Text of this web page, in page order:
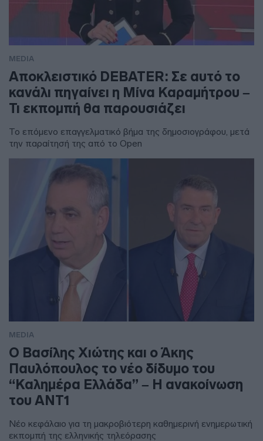
MEDIA
Αποκλειστικό DEBATER: Σε αυτό το
κανάλι πηγαίνει η Μίνα Καραμήτρου –
Τι εκπομπή θα παρουσιάζει
Το επόμενο επαγγελματικό βήμα της δημοσιογράφου, μετά
την παραίτησή της από το Open
MEDIA
Ο Βασίλης Χιώτης και ο Άκης
Παυλόπουλος το νέο δίδυμο του
“Καλημέρα Ελλάδα” – Η ανακοίνωση
του ΑΝΤ1
Νέο κεφάλαιο για τη μακροβιότερη καθημερινή ενημερωτική
εκπομπή της ελληνικής τηλεόρασης